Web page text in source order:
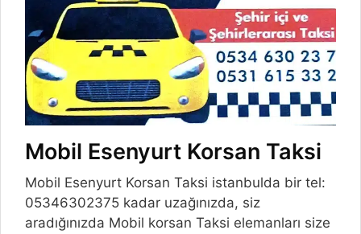
Mobil Esenyurt Korsan Taksi
Mobil Esenyurt Korsan Taksi istanbulda bir tel:
05346302375 kadar uzağınızda, siz
aradığınızda Mobil korsan Taksi elemanları size